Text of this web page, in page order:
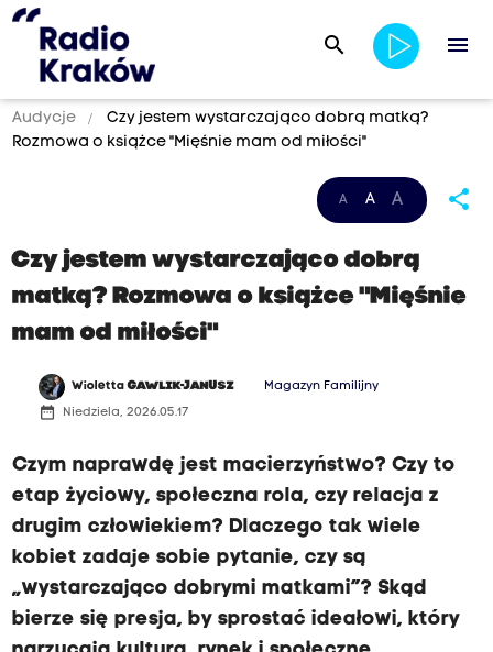
search menu
Audycje
Czy jestem wystarczająco dobrą matką?
Rozmowa o książce "Mięśnie mam od miłości"
A A A share
Czy jestem wystarczająco dobrą
matką? Rozmowa o książce "Mięśnie
mam od miłości"
WiolettaGAWLIK-JANUSZ Magazyn Familijny
date_range Niedziela, 2026.05.17
Czym naprawdę jest macierzyństwo? Czy to
etap życiowy, społeczna rola, czy relacja z
drugim człowiekiem? Dlaczego tak wiele
kobiet zadaje sobie pytanie, czy są
„wystarczająco dobrymi matkami”? Skąd
bierze się presja, by sprostać ideałowi, który